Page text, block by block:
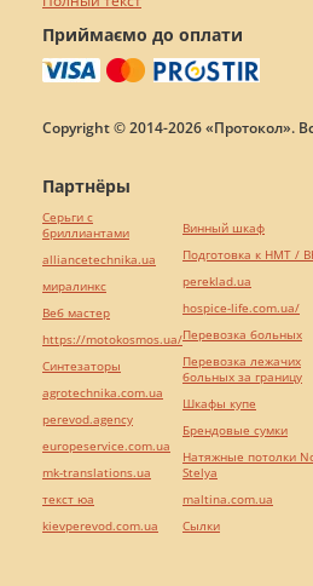
Приймаємо до оплати
Copyright © 2014-2026 «Протокол».
Партнёры
Серьги с
бриллиантами
alliancetechnika.ua
миралинкс
Веб мастер
https://motokosmos.ua/
Синтезаторы
agrotechnika.com.ua
perevod.agency
europeservice.com.ua
mk-translations.ua
текст юа
kievperevod.com.ua
Винный шкаф
Подготовка к НМТ /
pereklad.ua
hospice-life.com.ua/
Перевозка больных
Перевозка лежачих
больных за границу
Шкафы купе
Брендовые сумки
Натяжные потолки
Stelya
maltina.com.ua
Cылки